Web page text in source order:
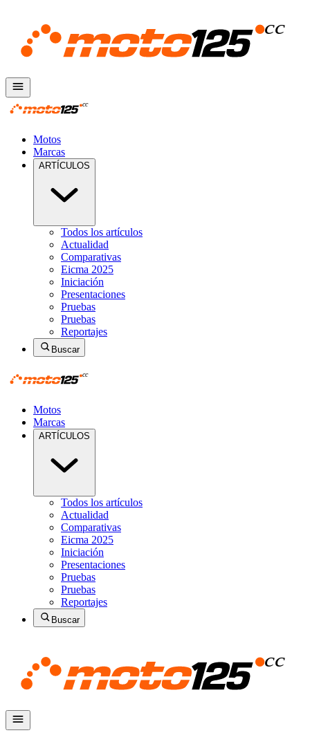
Motos
Marcas
ARTÍCULOS
Todos los artículos
Actualidad
Comparativas
Eicma 2025
Iniciación
Presentaciones
Pruebas
Pruebas
Reportajes
Buscar
Motos
Marcas
ARTÍCULOS
Todos los artículos
Actualidad
Comparativas
Eicma 2025
Iniciación
Presentaciones
Pruebas
Pruebas
Reportajes
Buscar